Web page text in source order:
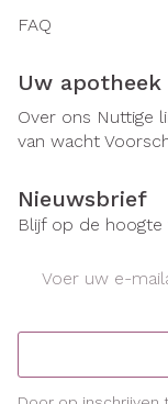
FAQ
Uw apotheek
Over ons Nuttige
van wacht
Nieuwsbrief
Blijf op de